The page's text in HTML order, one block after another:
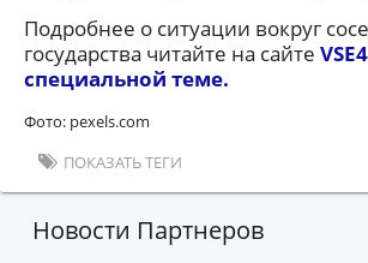
Подробнее о ситуации вокруг
государства читайте на сайте
специальной теме.
Фото: pexels.com
ПОКАЗАТЬ ТЕГИ
Новости Партнеров